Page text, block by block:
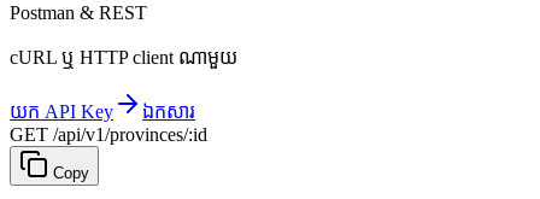
Postman & REST
cURL ឬ HTTP client ណាមួយ
យក API Key
ឯកសារ
GET /api/v1/provinces/:id
Copy